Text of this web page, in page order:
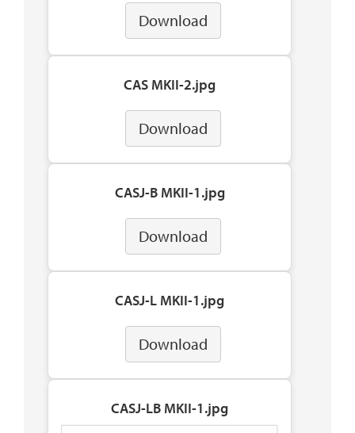
Download
CAS MKII-2.jpg
Download
CASJ-B MKII-1.jpg
Download
CASJ-L MKII-1.jpg
Download
CASJ-LB MKII-1.jpg